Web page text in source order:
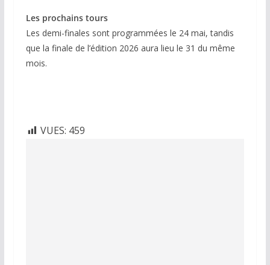
Les prochains tours
Les demi-finales sont programmées le 24 mai, tandis
que la finale de l’édition 2026 aura lieu le 31 du même
mois.
VUES: 459